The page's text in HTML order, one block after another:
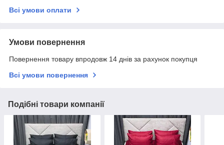
Всі умови оплати
Умови повернення
Повернення товару впродовж 14 днів за рахунок покупця
Всі умови повернення
Подібні товари компанії